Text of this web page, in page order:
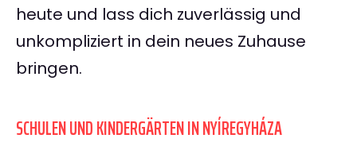
heute und lass dich zuverlässig und
unkompliziert in dein neues Zuhause
bringen.
SCHULEN UND KINDERGÄRTEN IN NYÍREGYHÁZA